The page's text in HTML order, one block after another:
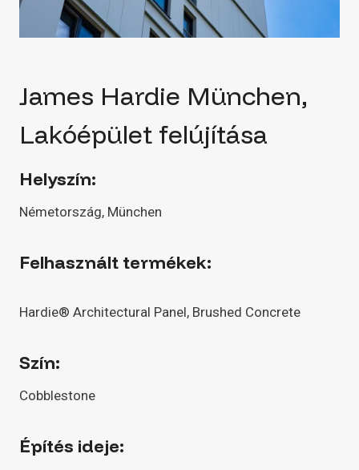
James Hardie München,
Lakóépület felújítása
Helyszín:
Németország, München
Felhasznált termékek:
Hardie® Architectural Panel, Brushed Concrete
Szín:
Cobblestone
Építés ideje: